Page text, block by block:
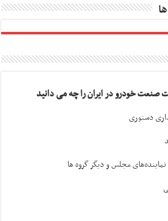
صنعت خودرو در ایران را چه می دانید
دستوری
مجلس و دیگر گروه ها